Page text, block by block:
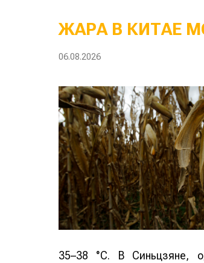
ЖАРА В КИТАЕ
06.08.2026
35–38 °C. В Синьцзяне,